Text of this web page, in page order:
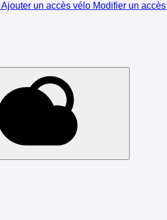
Ajouter un accès vélo Modifier un